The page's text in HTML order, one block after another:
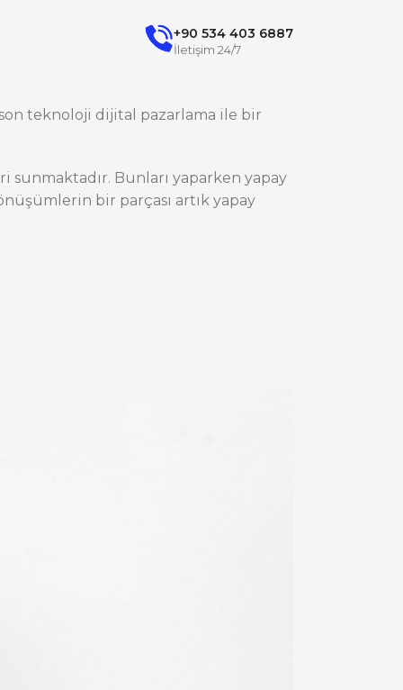
+90 534 403 6887
İletişim 24/7
teknoloji dijital pazarlama ile bir
Bunları yaparken yapay
bir parçası artık yapay